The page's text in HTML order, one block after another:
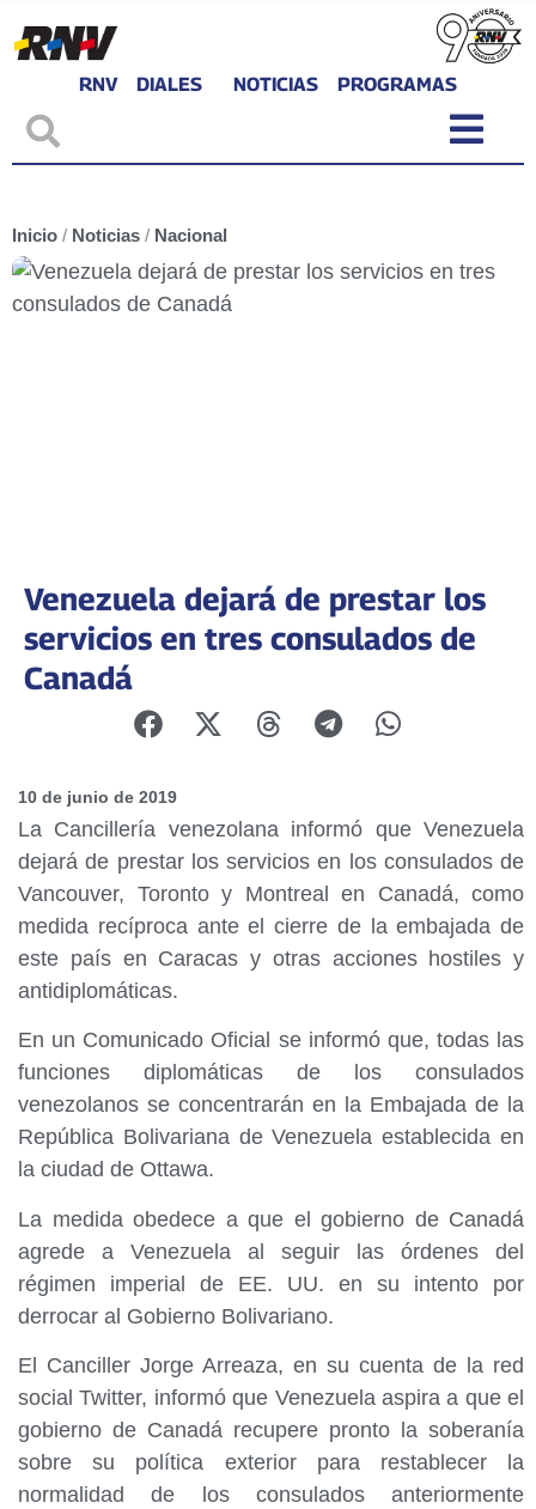
RNV DIALES NOTICIAS PROGRAMAS
Inicio / Noticias / Nacional
Venezuela dejará de prestar los
servicios en tres consulados de
Canadá
10 de junio de 2019
La Cancillería venezolana informó que Venezuela
dejará de prestar los servicios en los consulados de
Vancouver, Toronto y Montreal en Canadá, como
medida recíproca ante el cierre de la embajada de
este país en Caracas y otras acciones hostiles y
antidiplomáticas.
En un Comunicado Oficial se informó que, todas las
funciones diplomáticas de los consulados
venezolanos se concentrarán en la Embajada de la
República Bolivariana de Venezuela establecida en
la ciudad de Ottawa.
La medida obedece a que el gobierno de Canadá
agrede a Venezuela al seguir las órdenes del
régimen imperial de EE. UU. en su intento por
derrocar al Gobierno Bolivariano.
El Canciller Jorge Arreaza, en su cuenta de la red
social Twitter, informó que Venezuela aspira a que el
gobierno de Canadá recupere pronto la soberanía
sobre su política exterior para restablecer la
normalidad de los consulados anteriormente